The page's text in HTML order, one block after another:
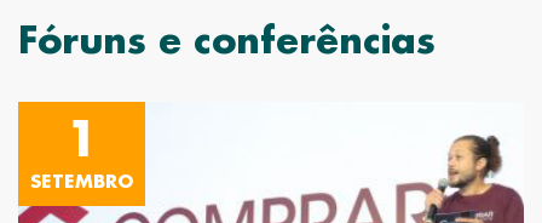
Fóruns e conferências
1
SETEMBRO